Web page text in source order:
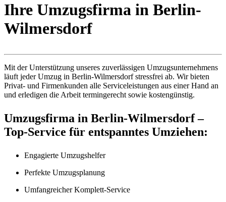
Ihre Umzugsfirma in Berlin-
Wilmersdorf
Mit der Unterstützung unseres zuverlässigen Umzugsunternehmens
läuft jeder Umzug in Berlin-Wilmersdorf stressfrei ab. Wir bieten
Privat- und Firmenkunden alle Serviceleistungen aus einer Hand an
und erledigen die Arbeit termingerecht sowie kostengünstig.
Umzugsfirma in Berlin-Wilmersdorf –
Top-Service für entspanntes Umziehen:
Engagierte Umzugshelfer
Perfekte Umzugsplanung
Umfangreicher Komplett-Service